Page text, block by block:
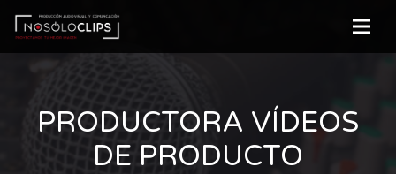
PRODUCTORA VÍDEOS
DE PRODUCTO